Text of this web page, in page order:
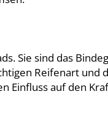
Sie sind das
Reifenart
auf den